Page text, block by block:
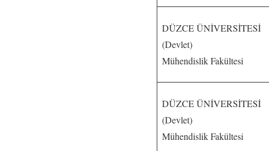
DÜZCE ÜNİVERSİTESİ
(Devlet)
Mühendislik Fakültesi
DÜZCE ÜNİVERSİTESİ
(Devlet)
Mühendislik Fakültesi